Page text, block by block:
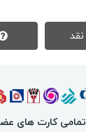
تمامی کارت های